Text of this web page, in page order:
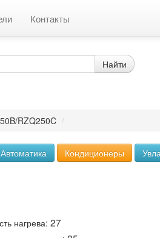
Контакты
Найти
RZQ250C /
Автоматика Кондиционеры
нагрева:27